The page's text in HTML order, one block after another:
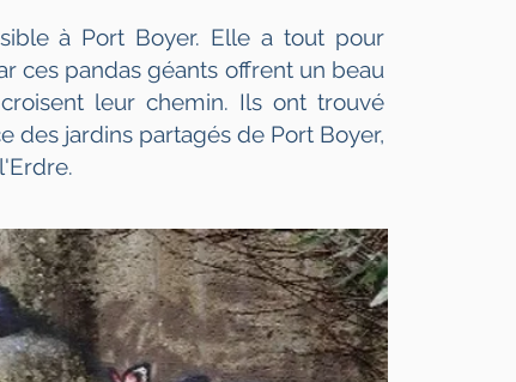
à Port Boyer. Elle a tout pour
ces pandas géants offrent un beau
leur chemin. Ils ont trouvé
des jardins partagés de Port Boyer,